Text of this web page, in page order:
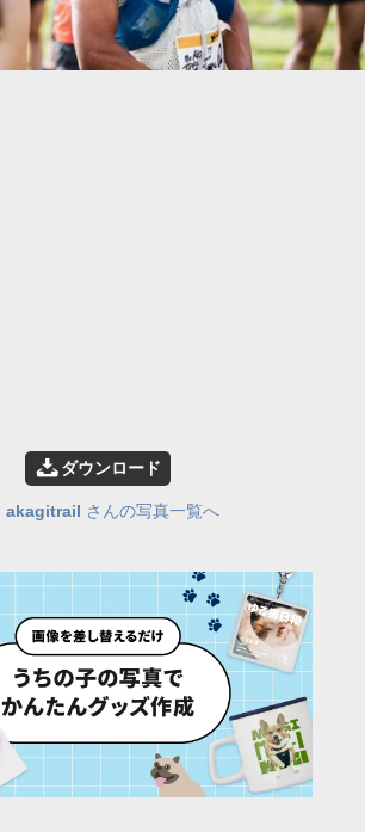
📥ダウンロード
akagitrail さんの写真一覧へ